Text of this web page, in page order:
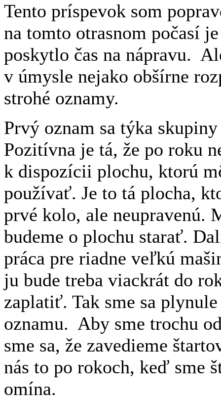
Tento príspevok som
na tomto otrasnom počasí
poskytlo čas na nápravu.
v úmysle nejako obšírne
strohé oznamy.
Prvý oznam sa týka
Pozitívna je tá, že po roku
k dispozícii plochu, ktorú
používať. Je to tá plocha,
prvé kolo, ale neupravenú.
budeme o plochu starať.
práca pre riadne veľkú
ju bude treba viackrát do
zaplatiť. Tak sme sa
oznamu. Aby sme trochu
sme sa, že zavedieme
nás to po rokoch, keď sme
omína.